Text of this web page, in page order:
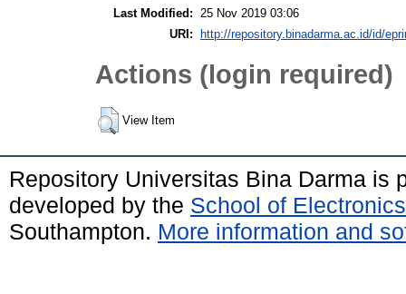
Last Modified:
25 Nov 2019 03:06
URI:
http://repository.binadarma.ac.id/id/
Actions (login required)
View Item
Repository Universitas Bina Darma is
developed by the School of
Southampton. More information and